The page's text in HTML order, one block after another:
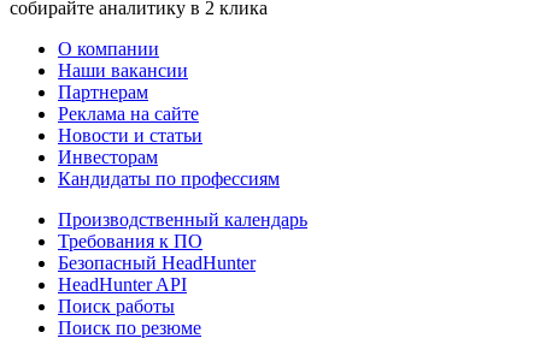
собирайте аналитику в 2 клика
О компании
Наши вакансии
Партнерам
Реклама на сайте
Новости и статьи
Инвесторам
Кандидаты по профессиям
Производственный календарь
Требования к ПО
Безопасный HeadHunter
HeadHunter API
Поиск работы
Поиск по резюме